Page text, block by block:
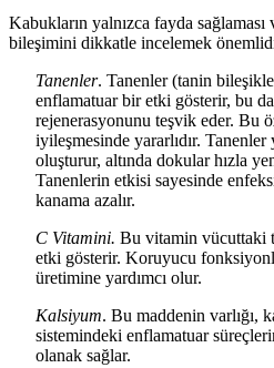
Kabukların yalnızca fayda
bileşimini dikkatle incelemek
Tanenler. Tanenler (tanin
enflamatuar bir etki gösterir, bu
rejenerasyonunu teşvik eder. Bu
iyileşmesinde yararlıdır.
oluşturur, altında dokular hızla
Tanenlerin etkisi sayesinde
kanama azalır.
C Vitamini. Bu vitamin vücuttaki
etki gösterir. Koruyucu
üretimine yardımcı olur.
Kalsiyum. Bu maddenin varlığı,
sistemindeki enflamatuar
olanak sağlar.